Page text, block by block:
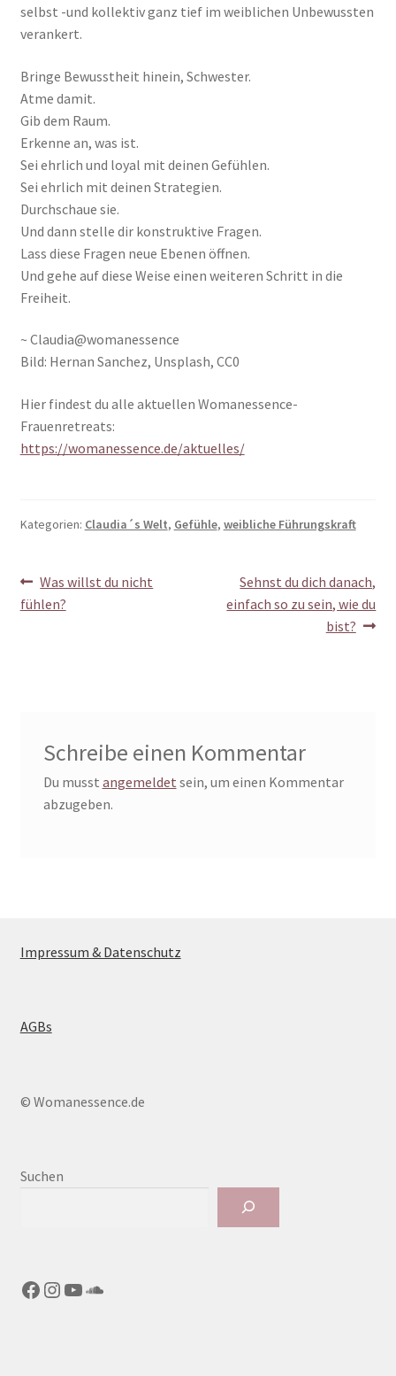
selbst -und kollektiv ganz tief im weiblichen Unbewussten
verankert.
Bringe Bewusstheit hinein, Schwester.
Atme damit.
Gib dem Raum.
Erkenne an, was ist.
Sei ehrlich und loyal mit deinen Gefühlen.
Sei ehrlich mit deinen Strategien.
Durchschaue sie.
Und dann stelle dir konstruktive Fragen.
Lass diese Fragen neue Ebenen öffnen.
Und gehe auf diese Weise einen weiteren Schritt in die
Freiheit.
~ Claudia@womanessence
Bild: Hernan Sanchez, Unsplash, CC0
Hier findest du alle aktuellen Womanessence-
Frauenretreats:
https://womanessence.de/aktuelles/
Kategorien: Claudia´s Welt, Gefühle, weibliche Führungskraft
Beitragsnavigation
Vorheriger
Beitrag:
Was willst du nicht
fühlen?
Nächster
Beitrag:
Sehnst du dich danach,
einfach so zu sein, wie du
bist?
Schreibe einen Kommentar
Du musst angemeldet sein, um einen Kommentar
abzugeben.
Impressum & Datenschutz
AGBs
© Womanessence.de
Suchen
Facebook
Instagram
YouTube
SoundCloud